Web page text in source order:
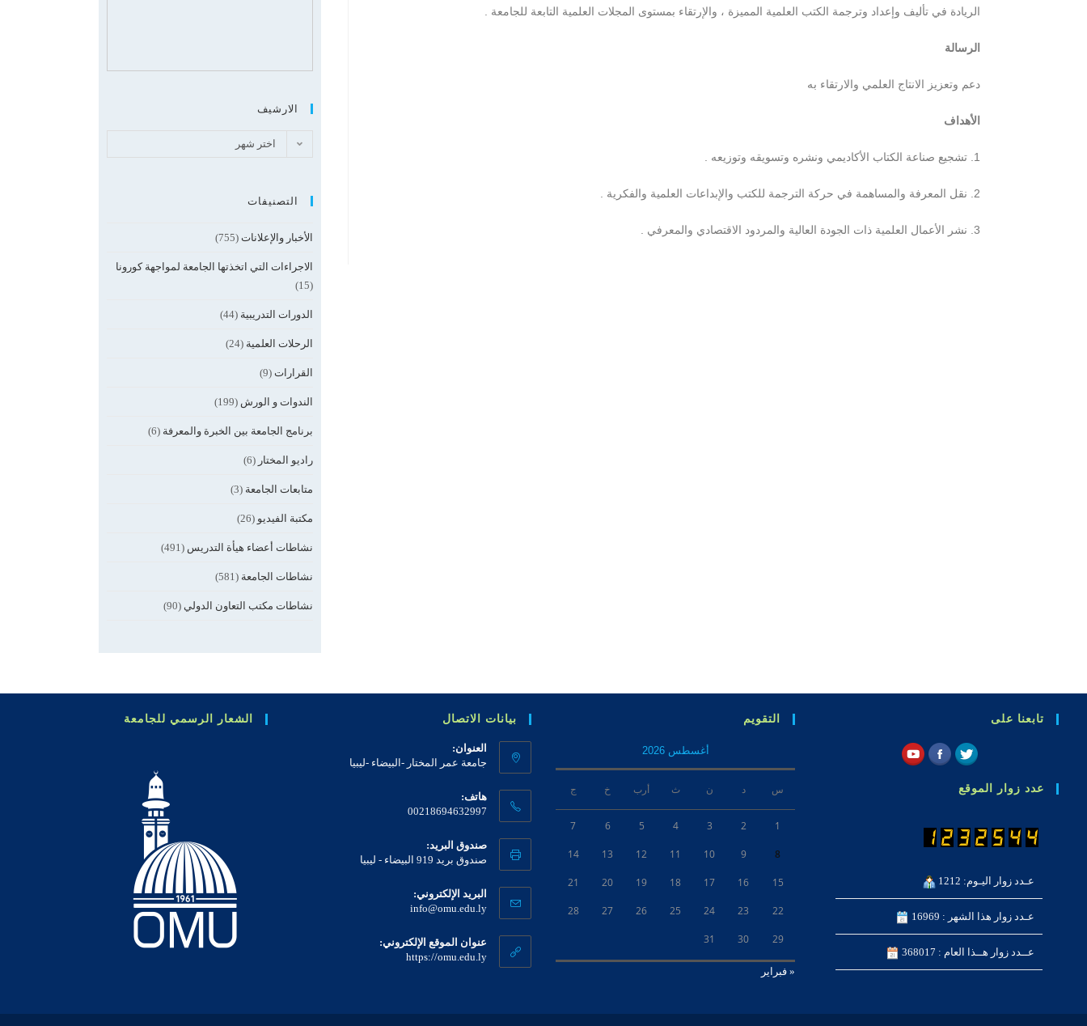
الريادة في تأليف وإعداد وترجمة الكتب العلمية المميزة ، والإرتقاء بمستوى المجلات العلمية التابعة للجامعة .
الرسالة
دعم وتعزيز الانتاج العلمي والارتقاء به
الأهداف
1. تشجيع صناعة الكتاب الأكاديمي ونشره وتسويقه وتوزيعه .
2. نقل المعرفة والمساهمة في حركة الترجمة للكتب والإبداعات العلمية والفكرية .
3. نشر الأعمال العلمية ذات الجودة العالية والمردود الاقتصادي والمعرفي .
الارشيف
اختر شهر
التصنيفات
الأخبار والإعلانات (755)
الاجراءات التي اتخذتها الجامعة لمواجهة كورونا
(15)
الدورات التدريبية (44)
الرحلات العلمية (24)
القرارات (9)
الندوات و الورش (199)
برنامج الجامعة بين الخبرة والمعرفة (6)
راديو المختار (6)
متابعات الجامعة (3)
مكتبة الفيديو (26)
نشاطات أعضاء هيأة التدريس (491)
نشاطات الجامعة (581)
نشاطات مكتب التعاون الدولي (90)
تابعنا على
عدد زوار الموقع
عـدد زوار اليـوم: 1212
عـدد زوار هذا الشهر : 16969
عــدد زوار هــذا العام : 368017
التقويم
أغسطس 2026
س د ن ث أرب خ ج
1
2
3
4
5
6
7
8
9
10
11
12
13
14
15
16
17
18
19
20
21
22
23
24
25
26
27
28
29
30
31
« فبراير
بيانات الاتصال
العنوان:
جامعة عمر المختار -البيضاء -ليبيا
هاتف:
00218694632997
صندوق البريد:
صندوق بريد 919 البيضاء - ليبيا
البريد الإلكتروني:
info@omu.edu.ly
عنوان الموقع الإلكتروني:
https://omu.edu.ly
الشعار الرسمي للجامعة